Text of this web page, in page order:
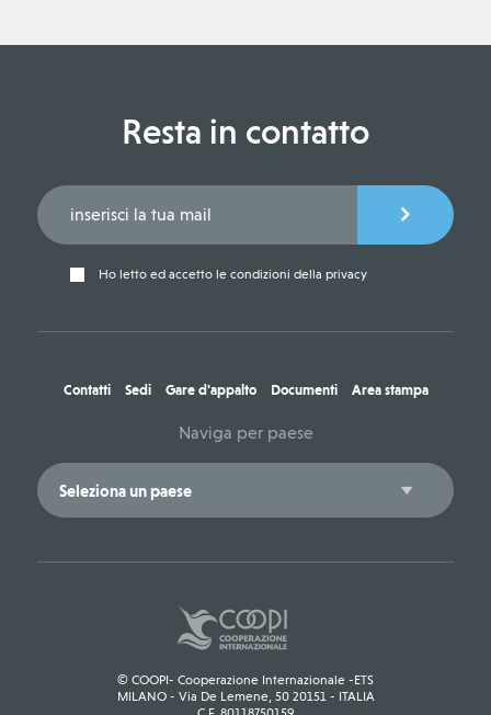
Resta in contatto
Ho letto ed accetto le condizioni della privacy
Contatti Sedi Gare d'appalto Documenti Area stampa
Naviga per paese
© COOPI- Cooperazione Internazionale -ETS
MILANO - Via De Lemene, 50 20151 - ITALIA